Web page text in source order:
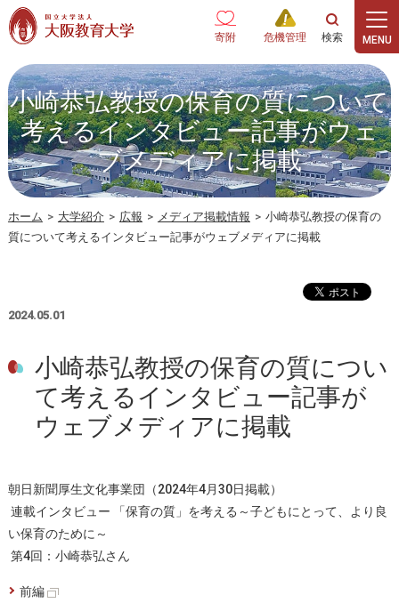
本文へ
寄附 危機管理
小崎恭弘教授の保育の質について
考えるインタビュー記事がウェ
ブメディアに掲載
ホーム > 大学紹介 > 広報 > メディア掲載情報 > 小崎恭弘教授の保育の
質について考えるインタビュー記事がウェブメディアに掲載
2024.05.01
小崎恭弘教授の保育の質につい
て考えるインタビュー記事が
ウェブメディアに掲載
朝日新聞厚生文化事業団（2024年4月30日掲載）
連載インタビュー 「保育の質」を考える～子どもにとって、より良
い保育のために～
第4回：小崎恭弘さん
前編